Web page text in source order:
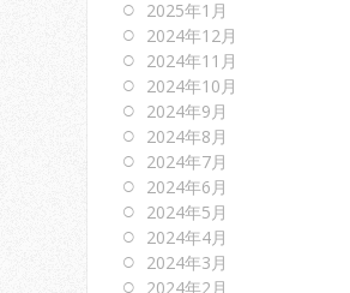
2025年1月
2024年12月
2024年11月
2024年10月
2024年9月
2024年8月
2024年7月
2024年6月
2024年5月
2024年4月
2024年3月
2024年2月